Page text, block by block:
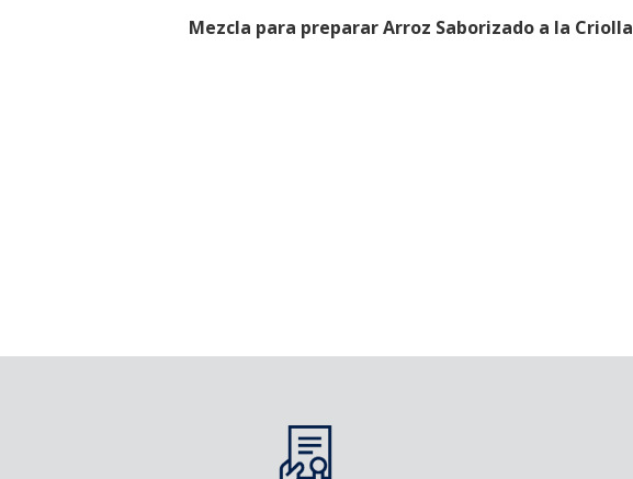
Mezcla para preparar Arroz Saborizado a la Criolla